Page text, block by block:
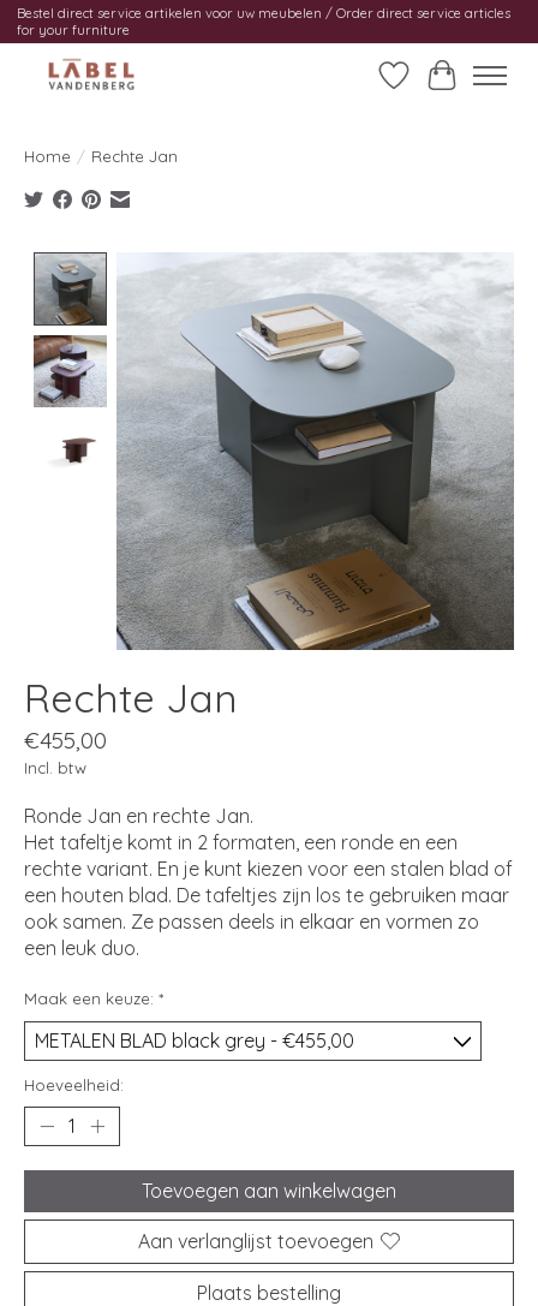
Bestel direct service artikelen voor uw meubelen / Order direct service articles
for your furniture
Verlanglijst
Home / Rechte Jan
Product image slideshow Items
Rechte Jan
€455,00
Incl. btw
Ronde Jan en rechte Jan.
Het tafeltje komt in 2 formaten, een ronde en een
rechte variant. En je kunt kiezen voor een stalen blad of
een houten blad. De tafeltjes zijn los te gebruiken maar
ook samen. Ze passen deels in elkaar en vormen zo
een leuk duo.
Maak een keuze: *
Hoeveelheid:
Toevoegen aan winkelwagen
Aan verlanglijst toevoegen
Plaats bestelling